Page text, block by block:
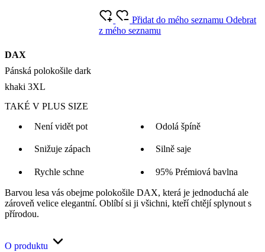
DAX
Pánská polokošile dark
khaki 3XL
Přidat do mého seznamuOdebrat
z mého seznamu
TAKÉ V PLUS SIZE
Není vidět pot
Odolá špíně
Snižuje zápach Silně saje
Rychle schne 95% Prémiová bavlna
Barvou lesa vás obejme polokošile DAX, která je jednoduchá ale
zároveň velice elegantní. Oblíbí si ji všichni, kteří chtějí splynout s
přírodou.
O produktu